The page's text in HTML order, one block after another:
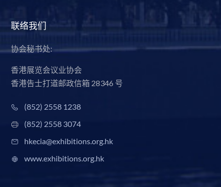
联络我们
协会秘书处:
香港展览会议业协会
香港告士打道邮政信箱 28346 号
(852) 2558 1238
(852) 2558 3074
hkecia@exhibitions.org.hk
www.exhibitions.org.hk